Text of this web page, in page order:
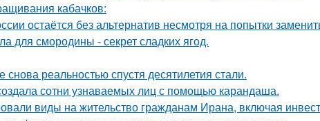
кабачков:
остаётся без альтернатив несмотря на попытки
для смородины - секрет сладких ягод.
снова реальностью спустя десятилетия стали.
сотни узнаваемых лиц с помощью карандаша.
виды на жительство гражданам Ирана, включая